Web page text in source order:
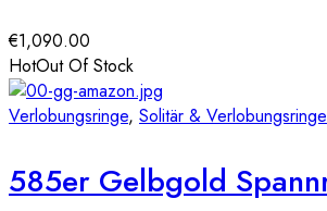
€1,090.00
HotOut Of Stock
Verlobungsringe, Solitär & Verlobungsringe